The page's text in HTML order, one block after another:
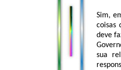
Sim,
coisas
deve
sua